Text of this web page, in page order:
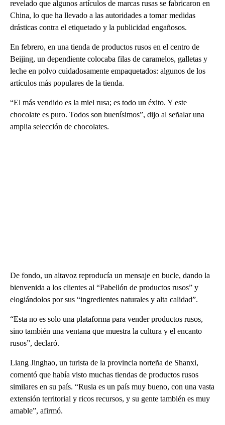
revelado que algunos artículos de marcas rusas se fabricaron en
China, lo que ha llevado a las autoridades a tomar medidas
drásticas contra el etiquetado y la publicidad engañosos.
En febrero, en una tienda de productos rusos en el centro de
Beijing, un dependiente colocaba filas de caramelos, galletas y
leche en polvo cuidadosamente empaquetados: algunos de los
artículos más populares de la tienda.
“El más vendido es la miel rusa; es todo un éxito. Y este
chocolate es puro. Todos son buenísimos”, dijo al señalar una
amplia selección de chocolates.
De fondo, un altavoz reproducía un mensaje en bucle, dando la
bienvenida a los clientes al “Pabellón de productos rusos” y
elogiándolos por sus “ingredientes naturales y alta calidad”.
“Esta no es solo una plataforma para vender productos rusos,
sino también una ventana que muestra la cultura y el encanto
rusos”, declaró.
Liang Jinghao, un turista de la provincia norteña de Shanxi,
comentó que había visto muchas tiendas de productos rusos
similares en su país. “Rusia es un país muy bueno, con una vasta
extensión territorial y ricos recursos, y su gente también es muy
amable”, afirmó.